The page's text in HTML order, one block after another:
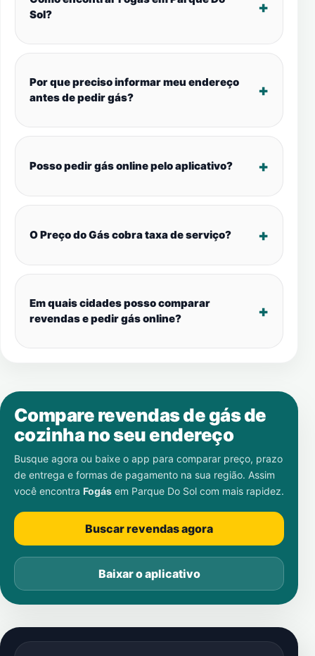
Sol?
Por que preciso informar meu endereço
antes de pedir gás?
Posso pedir gás online pelo aplicativo?
O Preço do Gás cobra taxa de serviço?
Em quais cidades posso comparar
revendas e pedir gás online?
Compare revendas de gás de
cozinha no seu endereço
Busque agora ou baixe o app para comparar preço, prazo
de entrega e formas de pagamento na sua região. Assim
você encontra Fogás em Parque Do Sol com mais rapidez.
Buscar revendas agora
Baixar o aplicativo